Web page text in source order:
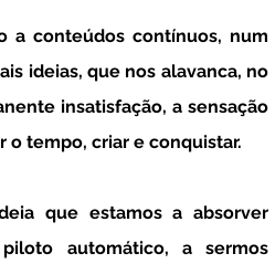
ideias, que nos alavanca, no
insatisfação, a sensação
o tempo, criar e conquistar.
automático, a sermos